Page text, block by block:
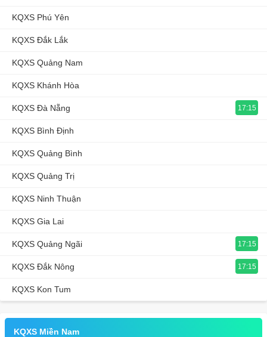
KQXS Phú Yên
KQXS Đắk Lắk
KQXS Quảng Nam
KQXS Khánh Hòa
KQXS Đà Nẵng 17:15
KQXS Bình Định
KQXS Quảng Bình
KQXS Quảng Trị
KQXS Ninh Thuận
KQXS Gia Lai
KQXS Quảng Ngãi 17:15
KQXS Đắk Nông 17:15
KQXS Kon Tum
KQXS Miền Nam